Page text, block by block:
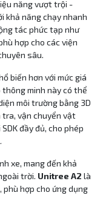
năng vượt trội -
khả năng chạy nhanh
tác phức tạp như
hợp cho các viện
sâu.
biến hơn với mức giá
thông minh này có thể
môi trường bằng 3D
tra, vận chuyển vật
đầy đủ, cho phép
xe, mang đến khả
trời. Unitree A2 là
phù hợp cho ứng dụng